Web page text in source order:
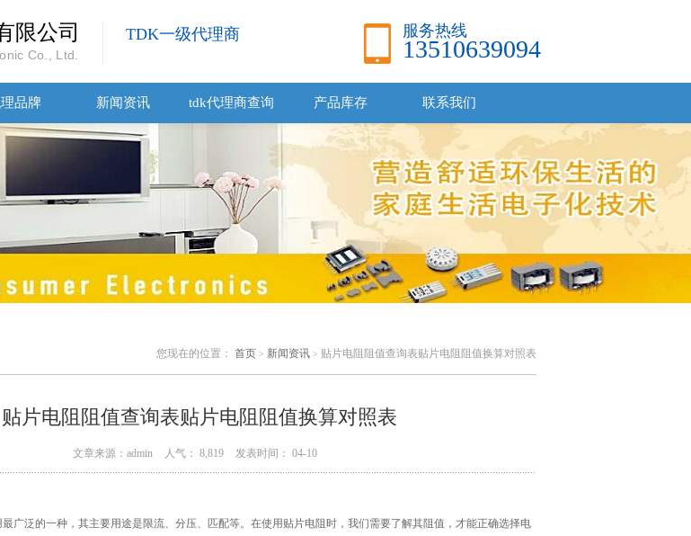
限公司
Co., Ltd.
TDK一级代理商 服务热线
13510639094
品牌 新闻资讯 tdk代理商查询 产品库存 联系我们
您现在的位置： 首页 > 新闻资讯 > 贴片电阻阻值查询表贴片电阻阻值换算对照表
贴片电阻阻值查询表贴片电阻阻值换算对照表
文章来源：admin 人气： 8,819 发表时间： 04-10
广泛的一种，其主要用途是限流、分压、匹配等。在使用贴片电阻时，我们需要了解其阻值，才能正确选择电